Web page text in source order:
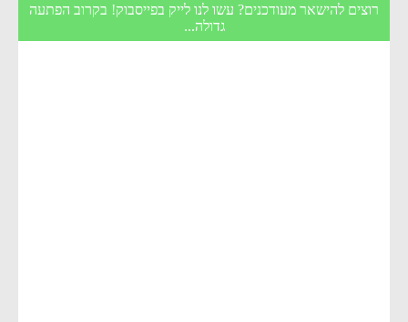
רוצים להישאר מעודכנים? עשו לנו לייק בפייסבוק! בקרוב הפתעה
גדולה...